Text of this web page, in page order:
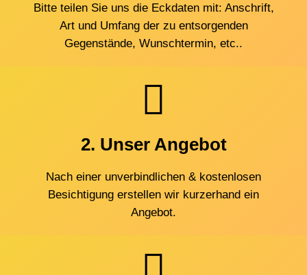
Bitte teilen Sie uns die Eckdaten mit: Anschrift,
Art und Umfang der zu entsorgenden
Gegenstände, Wunschtermin, etc..
2. Unser Angebot
Nach einer unverbindlichen & kostenlosen
Besichtigung erstellen wir kurzerhand ein
Angebot.